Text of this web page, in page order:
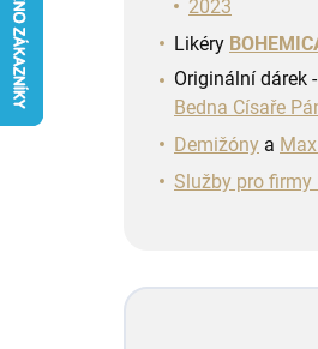
2023
Likéry
Originální dárek -
Bedna Císaře
Demižóny a
Služby pro firmy